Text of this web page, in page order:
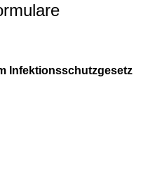
Infektionsschutzgesetz